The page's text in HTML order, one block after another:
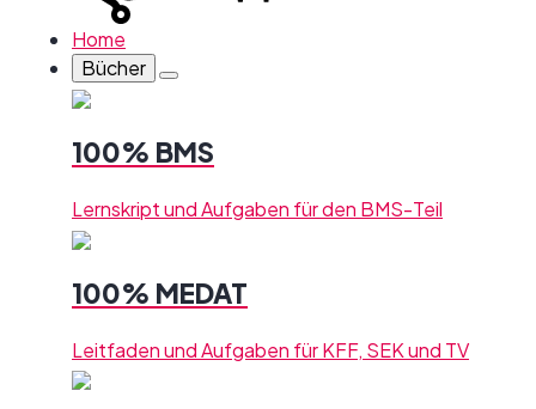
Home
Bücher
100% BMS
Lernskript und Aufgaben für den BMS-Teil
100% MEDAT
Leitfaden und Aufgaben für KFF, SEK und TV